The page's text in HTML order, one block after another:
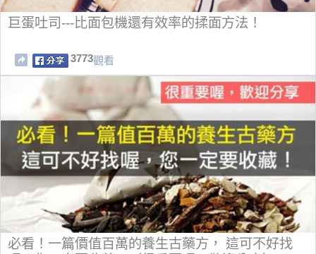
巨蛋吐司---比面包機還有效率的揉面方法！
3773觀看
必看！一篇價值百萬的養生古藥方， 這可不好找